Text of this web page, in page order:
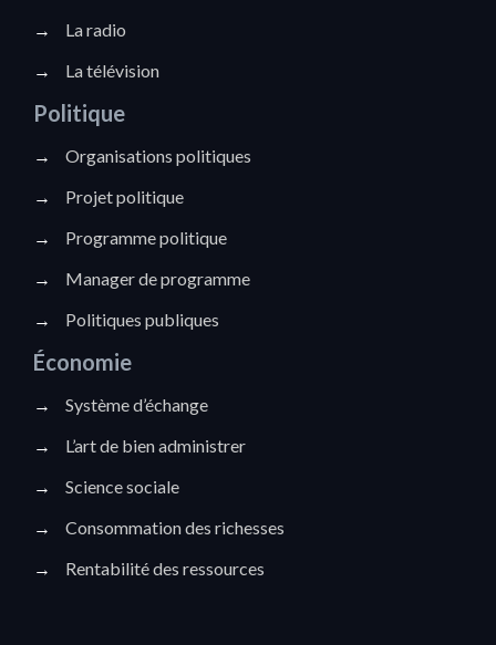
→
La radio
→
La télévision
Politique
→
Organisations politiques
→
Projet politique
→
Programme politique
→
Manager de programme
→
Politiques publiques
Économie
→
Système d’échange
→
L’art de bien administrer
→
Science sociale
→
Consommation des richesses
→
Rentabilité des ressources